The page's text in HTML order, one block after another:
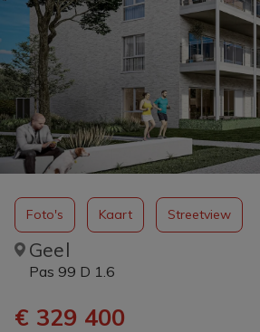
Geel
Pas 99 D 1.6
€ 329 400
Foto's Kaart Streetview